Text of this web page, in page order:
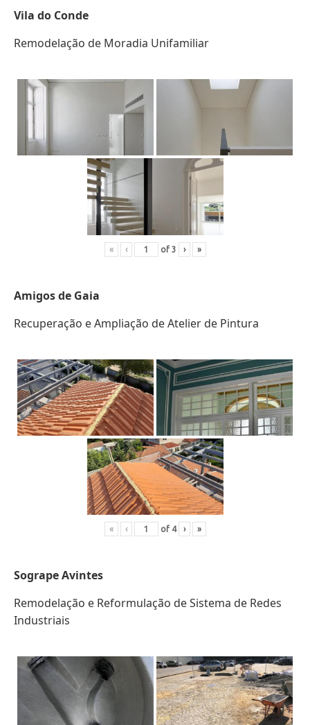
Vila do Conde
Remodelação de Moradia Unifamiliar
« ‹ of 3 › »
Amigos de Gaia
Recuperação e Ampliação de Atelier de Pintura
« ‹ of 4 › »
Sogrape Avintes
Remodelação e Reformulação de Sistema de Redes
Industriais